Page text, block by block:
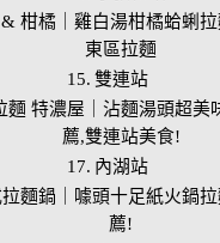
& 柑橘｜雞白湯柑橘蛤蜊
東區拉麵
雙連站
麵 特濃屋｜沾麵湯頭超美
薦,雙連站美食!
內湖站
麵鍋｜噱頭十足紙火鍋
薦!